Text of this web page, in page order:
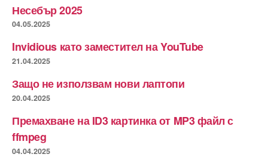
Несебър 2025
04.05.2025
Invidious като заместител на YouTube
21.04.2025
Защо не използвам нови лаптопи
20.04.2025
Премахване на ID3 картинка от MP3 файл с
ffmpeg
04.04.2025